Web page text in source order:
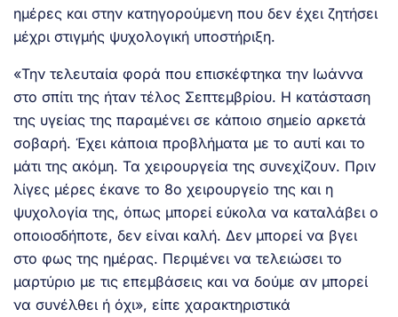
ημέρες και στην κατηγορούμενη που δεν έχει ζητήσει
μέχρι στιγμής ψυχολογική υποστήριξη.
«Την τελευταία φορά που επισκέφτηκα την Ιωάννα
στο σπίτι της ήταν τέλος Σεπτεμβρίου. Η κατάσταση
της υγείας της παραμένει σε κάποιο σημείο αρκετά
σοβαρή. Έχει κάποια προβλήματα με το αυτί και το
μάτι της ακόμη. Τα χειρουργεία της συνεχίζουν. Πριν
λίγες μέρες έκανε το 8ο χειρουργείο της και η
ψυχολογία της, όπως μπορεί εύκολα να καταλάβει ο
οποιοσδήποτε, δεν είναι καλή. Δεν μπορεί να βγει
στο φως της ημέρας. Περιμένει να τελειώσει το
μαρτύριο με τις επεμβάσεις και να δούμε αν μπορεί
να συνέλθει ή όχι», είπε χαρακτηριστικά